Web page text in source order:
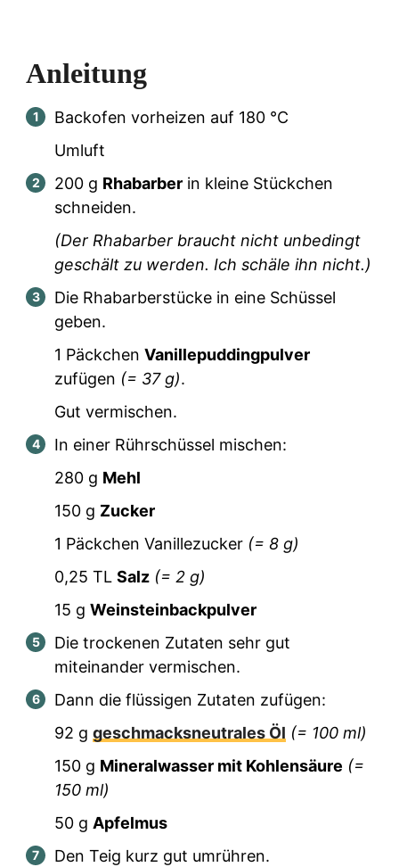
Anleitung
Backofen vorheizen auf 180 °C
Umluft
200 g Rhabarber in kleine Stückchen
schneiden.
(Der Rhabarber braucht nicht unbedingt
geschält zu werden. Ich schäle ihn nicht.)
Die Rhabarberstücke in eine Schüssel
geben.
1 Päckchen Vanillepuddingpulver
zufügen (= 37g).
Gut vermischen.
In einer Rührschüssel mischen:
280 g Mehl
150 g Zucker
1 Päckchen Vanillezucker (= 8 g)
0,25 TL Salz (= 2 g)
15 g Weinsteinbackpulver
Die trockenen Zutaten sehr gut
miteinander vermischen.
Dann die flüssigen Zutaten zufügen:
92 g geschmacksneutrales Öl (= 100 ml)
150 g Mineralwasser mit Kohlensäure (=
150 ml)
50 g Apfelmus
Den Teig kurz gut umrühren.